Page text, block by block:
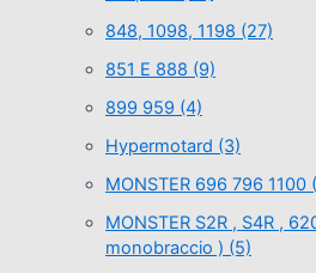
848, 1098, 1198 (27)
851 E 888 (9)
899 959 (4)
Hypermotard (3)
MONSTER 696 796 1100
MONSTER S2R , S4R ,
monobraccio ) (5)